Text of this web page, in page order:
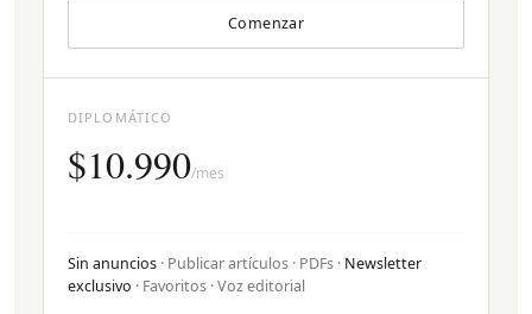
Comenzar
DIPLOMÁTICO
$10.990/mes
Sin anuncios · Publicar artículos · PDFs · Newsletter
exclusivo · Favoritos · Voz editorial